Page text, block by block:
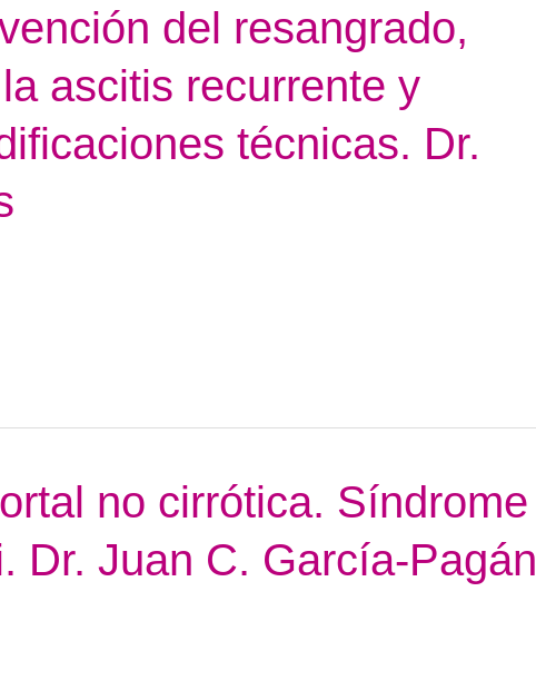
del resangrado,
ascitis recurrente y
técnicas. Dr.
no cirrótica. Síndrome
Dr. Juan C. García-Pagán